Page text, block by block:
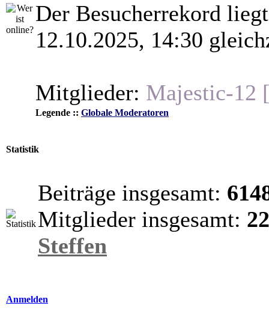
Der Besucherrekord
12.10.2025, 14:30
Mitglieder: Majestic-12
Legende :: Globale Moderatoren
Statistik
Beiträge insgesamt:
Mitglieder insgesamt:
Steffen
Anmelden